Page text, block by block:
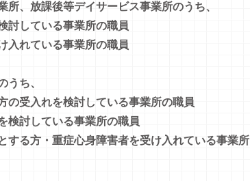
、放課後等デイサービス事業所のうち、
している事業所の職員
れている事業所の職員
ち、
受入れを検討している事業所の職員
討している事業所の職員
する方・重症心身障害者を受け入れている事業所